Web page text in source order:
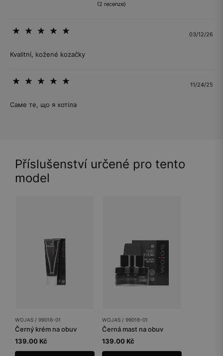
(2 recenze)
03/12/26
Kvalitní, kožené kozačky
11/24/25
Саме те, що я хотіла
Příslušenství určené pro tento
model
WOJAS / 99016-01
Černý krém na obuv
139.00 Kč
WOJAS / 99018-01
Černá mast na obuv
139.00 Kč